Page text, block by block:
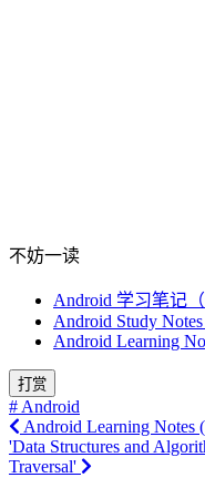
不妨一读
Android 学习笔记
Android Study
Android Learning
打赏
# Android
Android Learning Notes
'Data Structures and
Traversal'